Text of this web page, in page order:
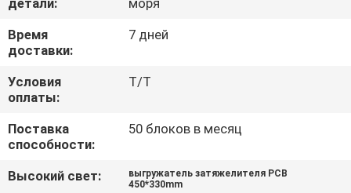
НОВОСТИ
СПРОСИТЕ
ЦИТАТУ
детали:
моря
Время
доставки:
7 дней
Условия
оплаты:
T/T
Поставка
способности:
50 блоков в месяц
Высокий свет:
выгружатель затяжелителя PCB
450*330mm